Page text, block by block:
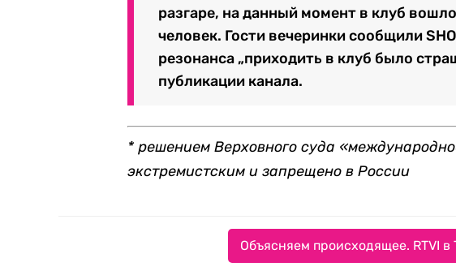
разгаре, на данный момент в клуб
человек. Гости вечеринки сообщили
резонанса „приходить в клуб было
публикации канала.
* решением Верховного суда
экстремистским и запрещено в России
Объясняем происходящее. RTVI в